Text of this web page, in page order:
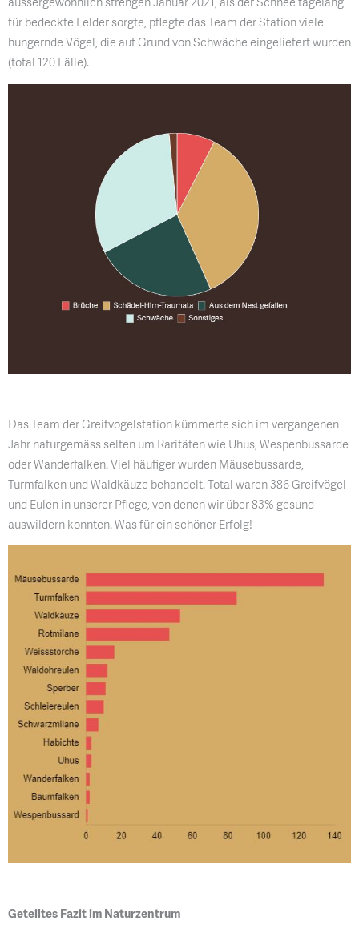
für bedeckte Felder sorgte, pflegte das Team der Station viele
hungernde Vögel, die auf Grund von Schwäche eingeliefert wurden
(total 120 Fälle).
Das Team der Greifvogelstation kümmerte sich im vergangenen
Jahr naturgemäss selten um Raritäten wie Uhus, Wespenbussarde
oder Wanderfalken. Viel häufiger wurden Mäusebussarde,
Turmfalken und Waldkäuze behandelt. Total waren 386 Greifvögel
und Eulen in unserer Pflege, von denen wir über 83% gesund
auswildern konnten. Was für ein schöner Erfolg!
Geteiltes Fazit im Naturzentrum